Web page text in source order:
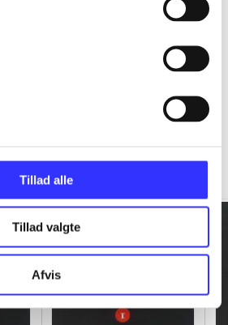
Tillad alle
Tillad valgte
Afvis